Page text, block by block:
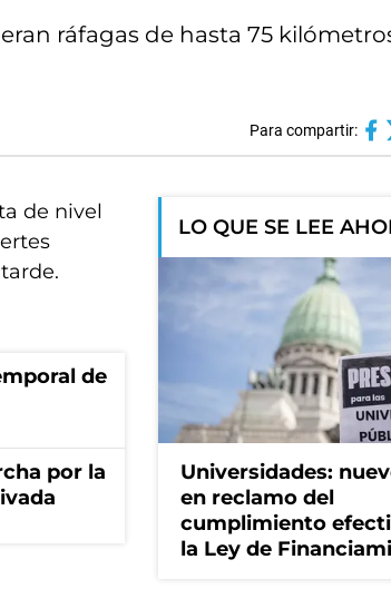
ráfagas de hasta 75
Para compartir:
de nivel
de
por la
LO QUE SE LEE
Universidades:
en reclamo del
cumplimiento
la Ley de